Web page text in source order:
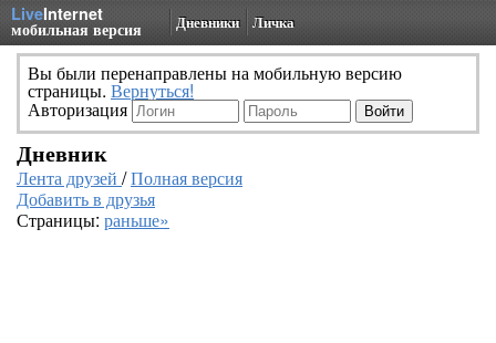
LiveInternet
мобильная версия Дневники Личка
Вы были перенаправлены на мобильную версию
страницы. Вернуться!
Авторизация
Дневник
Лента друзей /Полная версия
Добавить в друзья
Страницы: раньше»